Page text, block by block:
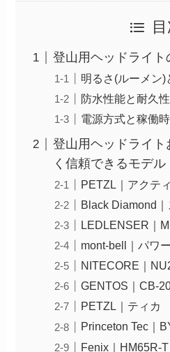
登山用ヘッドライト
明るさ(ルーメン)
防水性能と耐久
電源方式と稼働
登山用ヘッドライト
く信頼できるモデル
PETZL｜アクテ
Black Diamond
LEDLENSER｜
mont-bell｜パワ
NITECORE｜
GENTOS｜CB-
PETZL｜ティカ
Princeton Tec｜
Fenix｜HM65R-T